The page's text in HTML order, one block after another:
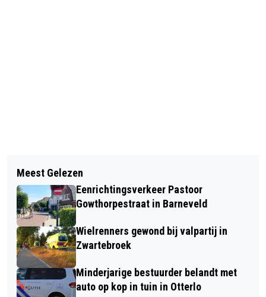
THEATERVOORSTELLING ‘WAT ALS…’
– EEN BETOVERENDE REIS VOL
DROMEN, VRIENDSCHAP EN HOOP
LEON BAL IS PREDIKANT, MAAR
TEGELIJK BRANDWEERMAN
Meest Gelezen
Eenrichtingsverkeer Pastoor
Gowthorpestraat in Barneveld
Wielrenners gewond bij valpartij in
Zwartebroek
Minderjarige bestuurder belandt met
auto op kop in tuin in Otterlo